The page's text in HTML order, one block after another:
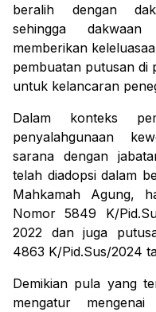
beralih dengan
sehingga
memberikan
pembuatan putusan di
untuk kelancaran
Dalam konteks
penyalahgunaan
sarana dengan
telah diadopsi dalam
Mahkamah Agung,
Nomor 5849 K/
2022 dan juga
4863 K/Pid.Sus/2024
Demikian pula yang
mengatur